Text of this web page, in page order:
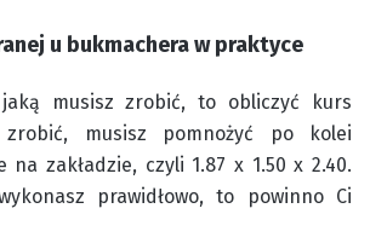
u bukmachera w praktyce
jaką musisz zrobić, to obliczyć kurs
musisz pomnożyć po kolei
na zakładzie, czyli 1.87 x 1.50 x 2.40.
prawidłowo, to powinno Ci